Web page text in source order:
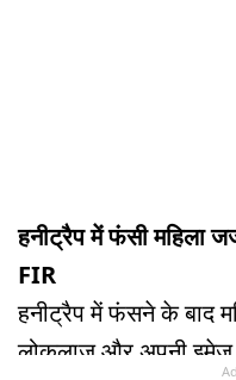
हनीट्रैप में फंसी महिला
FIR
हनीट्रैप में फंसने के बाद
लोकलाज और अपनी इमेज